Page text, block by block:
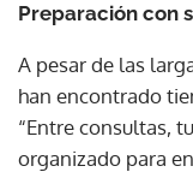
Preparación con
A pesar de las
han encontrado
“Entre consultas,
organizado para